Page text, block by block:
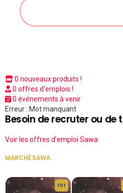
0 nouveaux produits !
0 offres d'emplois !
0 événements à venir
Erreur : Mot manquant
Besoin de recruter ou de
Voir les offres d'emploi Sawa
MARCHÉ SAWA
10 1